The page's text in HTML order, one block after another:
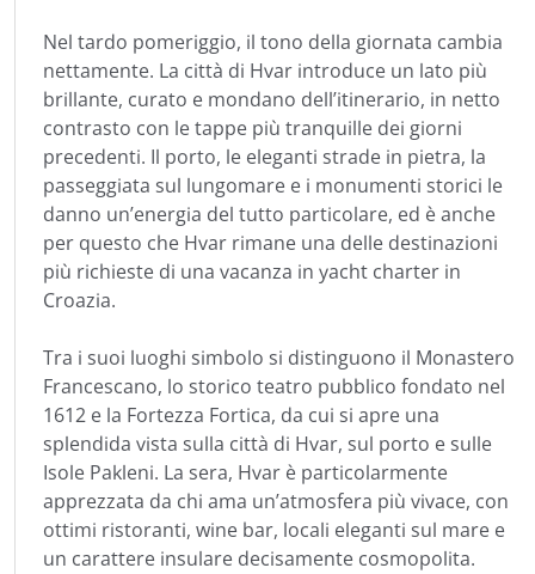
Nel tardo pomeriggio, il tono della giornata cambia
nettamente. La città di Hvar introduce un lato più
brillante, curato e mondano dell’itinerario, in netto
contrasto con le tappe più tranquille dei giorni
precedenti. Il porto, le eleganti strade in pietra, la
passeggiata sul lungomare e i monumenti storici le
danno un’energia del tutto particolare, ed è anche
per questo che Hvar rimane una delle destinazioni
più richieste di una vacanza in yacht charter in
Croazia.
Tra i suoi luoghi simbolo si distinguono il Monastero
Francescano, lo storico teatro pubblico fondato nel
1612 e la Fortezza Fortica, da cui si apre una
splendida vista sulla città di Hvar, sul porto e sulle
Isole Pakleni. La sera, Hvar è particolarmente
apprezzata da chi ama un’atmosfera più vivace, con
ottimi ristoranti, wine bar, locali eleganti sul mare e
un carattere insulare decisamente cosmopolita.